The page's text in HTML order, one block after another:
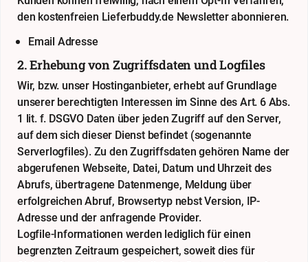
den kostenfreien Lieferbuddy.de Newsletter abonnieren.
Email Adresse
2. Erhebung von Zugriffsdaten und Logfiles
Wir, bzw. unser Hostinganbieter, erhebt auf Grundlage
unserer berechtigten Interessen im Sinne des Art. 6 Abs.
1 lit. f. DSGVO Daten über jeden Zugriff auf den Server,
auf dem sich dieser Dienst befindet (sogenannte
Serverlogfiles). Zu den Zugriffsdaten gehören Name der
abgerufenen Webseite, Datei, Datum und Uhrzeit des
Abrufs, übertragene Datenmenge, Meldung über
erfolgreichen Abruf, Browsertyp nebst Version, IP-
Adresse und der anfragende Provider.
Logfile-Informationen werden lediglich für einen
begrenzten Zeitraum gespeichert, soweit dies für